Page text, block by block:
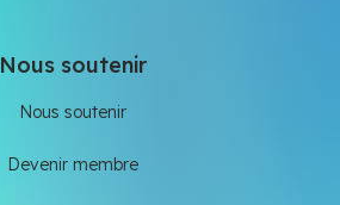
Nous soutenir
Nous soutenir
Devenir membre